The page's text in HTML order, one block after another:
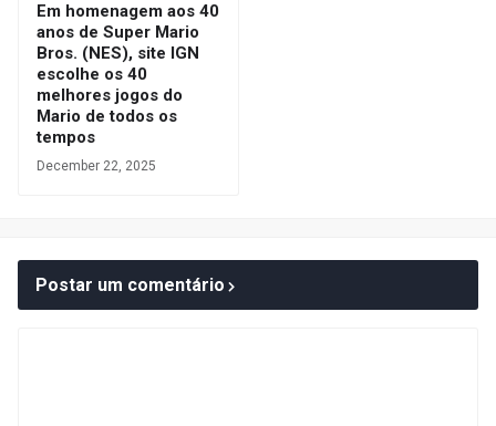
Em homenagem aos 40
anos de Super Mario
Bros. (NES), site IGN
escolhe os 40
melhores jogos do
Mario de todos os
tempos
December 22, 2025
Postar um comentário